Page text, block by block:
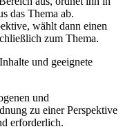
das Thema ab.
wählt dann einen
zum Thema.
und geeignete
und
zu einer Perspektive
erforderlich.